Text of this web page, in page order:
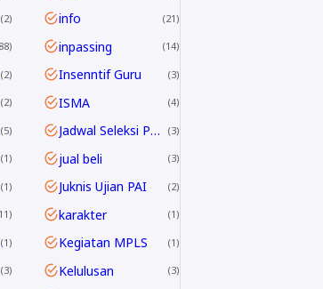
2 info 21
inpassing 14
2 Insenntif Guru 3
2 ISMA 4
5 Jadwal Seleksi PPPK Guru 2024 3
1 jual beli 3
1 Juknis Ujian PAI 2
karakter 1
1 Kegiatan MPLS 1
3 Kelulusan 3